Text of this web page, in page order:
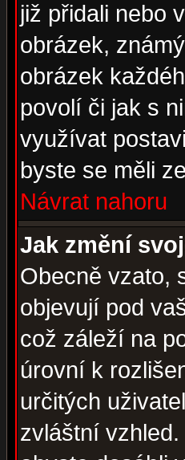
již přidali nebo
obrázek,
obrázek
povolí či jak s
využívat
byste se měli
Návrat nahoru
Jak změní
Obecně vzato,
objevují pod
což záleží na
úrovní k
určitých
zvláštní